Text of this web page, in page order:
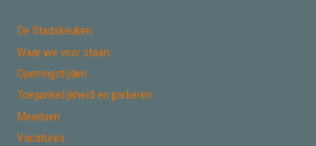
De Stadskeuken
Waar we voor staan
Openingstijden
Toegankelijkheid en parkeren
Meedoen
Vacatures